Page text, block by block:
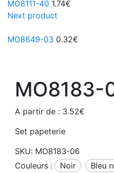
MO8111-40 1.74€
Next product
MO8649-03 0.32€
MO8183-
A partir de : 3.52€
Set papeterie
SKU: MO8183-06
Couleurs :
noir bleu